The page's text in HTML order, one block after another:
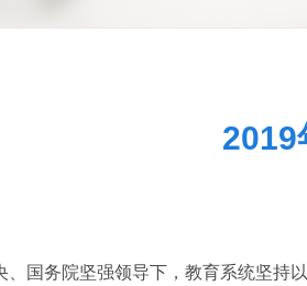
2019
、国务院坚强领导下，教育系统坚持